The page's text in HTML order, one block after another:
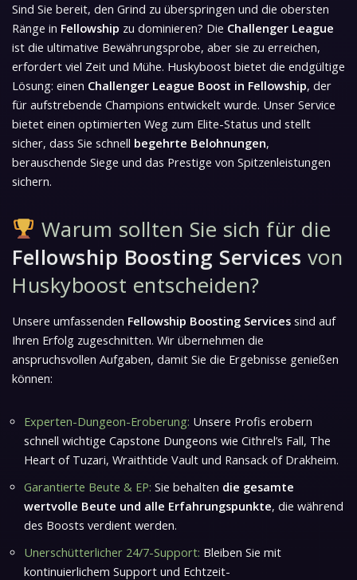
Sind Sie bereit, den Grind zu überspringen und die obersten
Ränge in Fellowship zu dominieren? Die Challenger League
ist die ultimative Bewährungsprobe, aber sie zu erreichen,
erfordert viel Zeit und Mühe. Huskyboost bietet die endgültige
Lösung: einen Challenger League Boost in Fellowship, der
für aufstrebende Champions entwickelt wurde. Unser Service
bietet einen optimierten Weg zum Elite-Status und stellt
sicher, dass Sie schnell begehrte Belohnungen,
berauschende Siege und das Prestige von Spitzenleistungen
sichern.
Warum sollten Sie sich für die
Fellowship Boosting Services von
Huskyboost entscheiden?
Unsere umfassenden Fellowship Boosting Services sind auf
Ihren Erfolg zugeschnitten. Wir übernehmen die
anspruchsvollen Aufgaben, damit Sie die Ergebnisse genießen
können:
Experten-Dungeon-Eroberung: Unsere Profis erobern
schnell wichtige Capstone Dungeons wie Cithrel’s Fall, The
Heart of Tuzari, Wraithtide Vault und Ransack of Drakheim.
Garantierte Beute & EP: Sie behalten die gesamte
wertvolle Beute und alle Erfahrungspunkte, die während
des Boosts verdient werden.
Unerschütterlicher 24/7-Support: Bleiben Sie mit
kontinuierlichem Support und Echtzeit-